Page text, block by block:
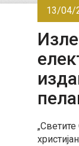
13/04/